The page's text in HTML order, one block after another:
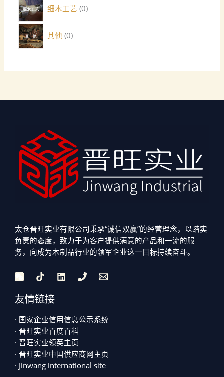
细木工艺 0
其他 0
太仓晋旺实业有限公司秉承“诚信双赢”的经营理念，以踏实
负责的态度，致力于为客户提供满意的产品和一流的服
务，向成为木制品行业的领军企业这一目标持续奋斗。
友情链接
· 国家企业信用信息公示系统
· 晋旺实业百度百科
· 晋旺实业领英主页
· 晋旺实业中国供应商网主页
· Jinwang international site